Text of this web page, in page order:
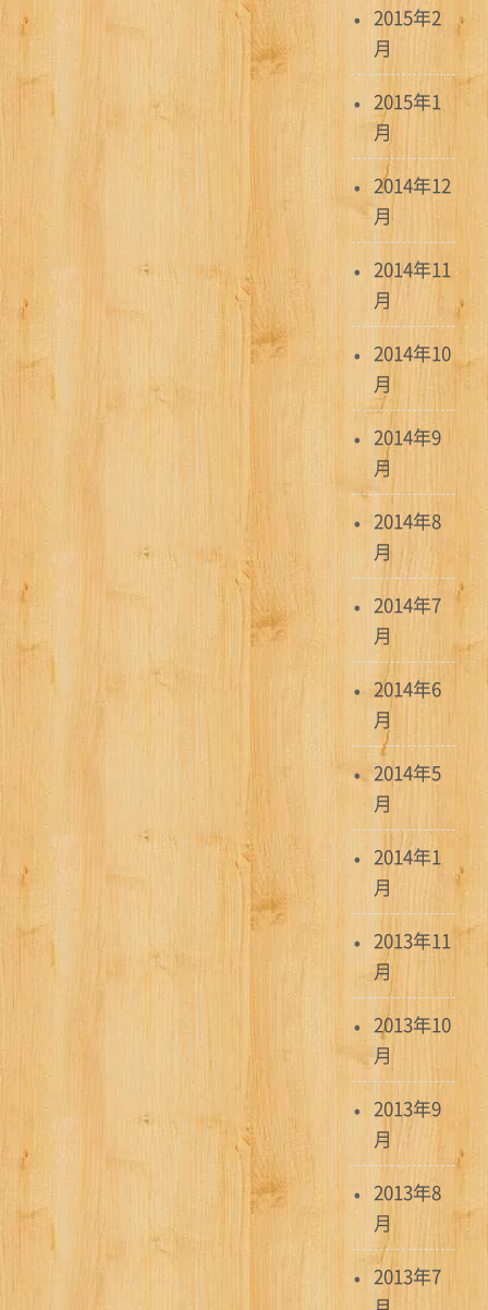
2015年2
月
2015年1
月
2014年12
月
2014年11
月
2014年10
月
2014年9
月
2014年8
月
2014年7
月
2014年6
月
2014年5
月
2014年1
月
2013年11
月
2013年10
月
2013年9
月
2013年8
月
2013年7